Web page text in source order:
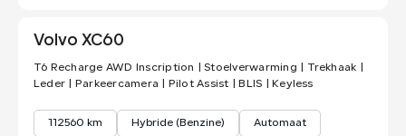
Volvo XC60
T6 Recharge AWD Inscription | Stoelverwarming | Trekhaak |
Leder | Parkeercamera | Pilot Assist | BLIS | Keyless
112560 km Hybride (Benzine) Automaat